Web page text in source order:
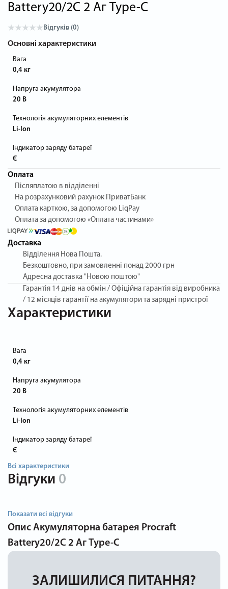
Battery20/2C 2 Аг Type-C
Відгуків (0)
Основні характеристики
Вага
0,4 кг
Напруга акумулятора
20 В
Технологія акумуляторних елементів
Li-Ion
Індикатор заряду батареї
Є
Оплата
Післяплатою в відділенні
На розрахунковий рахунок ПриватБанк
Оплата карткою, за допомогою LiqPay
Оплата за допомогою «Оплата частинами»
Доставка
Відділення Нова Пошта.
Безкоштовно, при замовленні понад 2000 грн
Адресна доставка "Новою поштою"
Гарантія 14 днів на обмін / Офіційна гарантія від виробника
/ 12 місяців гарантії на акумулятори та зарядні пристрої
Характеристики
Вага
0,4 кг
Напруга акумулятора
20 В
Технологія акумуляторних елементів
Li-Ion
Індикатор заряду батареї
Є
Всі характеристики
Відгуки 0
Показати всі відгуки
Опис Акумуляторна батарея Procraft
Battery20/2C 2 Аг Type-C
ЗАЛИШИЛИСЯ ПИТАННЯ?